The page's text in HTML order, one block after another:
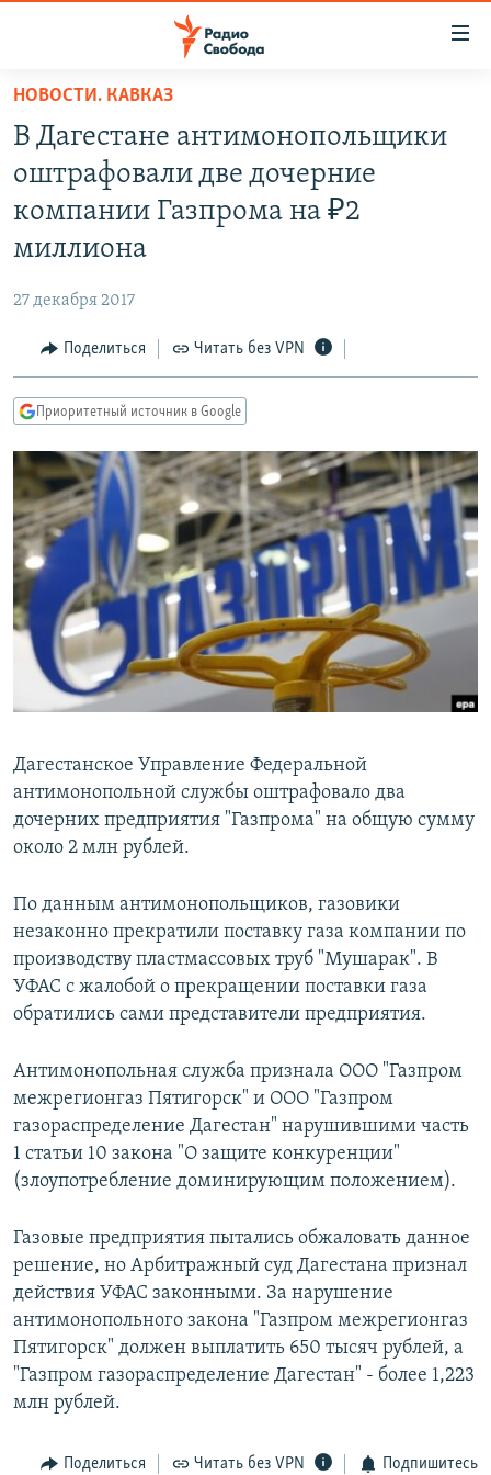
упрощенного
доступа
основному
содержанию
навигации
Вернутся
ПОДКАСТЫ
АВТОРСКИЕ ПРОЕКТЫ
КУЛЬТУРА
IDEL.РЕАЛИИ
КАВКАЗ.РЕАЛИИ
СИБИРЬ.РЕАЛИИ
РАСПИСАНИЕ ВЕЩАНИЯ
ПОДПИШИТЕСЬ НА РАССЫЛКУ
СОЦИАЛЬНЫЕ СЕТИ
Все сайты РСЕ/РС
НОВОСТИ. КАВКАЗ
В Дагестане антимонопольщики
оштрафовали две дочерние
компании Газпрома на ₽2
миллиона
27 декабря 2017
Поделиться Читать без VPN
Приоритетный источник в Google
Дагестанское Управление Федеральной
антимонопольной службы оштрафовало два
дочерних предприятия "Газпрома" на общую сумму
около 2 млн рублей.
По данным антимонопольщиков, газовики
незаконно прекратили поставку газа компании по
производству пластмассовых труб "Мушарак". В
УФАС с жалобой о прекращении поставки газа
обратились сами представители предприятия.
Антимонопольная служба признала ООО "Газпром
межрегионгаз Пятигорск" и ООО "Газпром
газораспределение Дагестан" нарушившими часть
1 статьи 10 закона "О защите конкуренции"
(злоупотребление доминирующим положением).
Газовые предприятия пытались обжаловать данное
решение, но Арбитражный суд Дагестана признал
действия УФАС законными. За нарушение
антимонопольного закона "Газпром межрегионгаз
Пятигорск" должен выплатить 650 тысяч рублей, а
"Газпром газораспределение Дагестан" - более 1,223
млн рублей.
Поделиться Читать без VPN Подпишитесь